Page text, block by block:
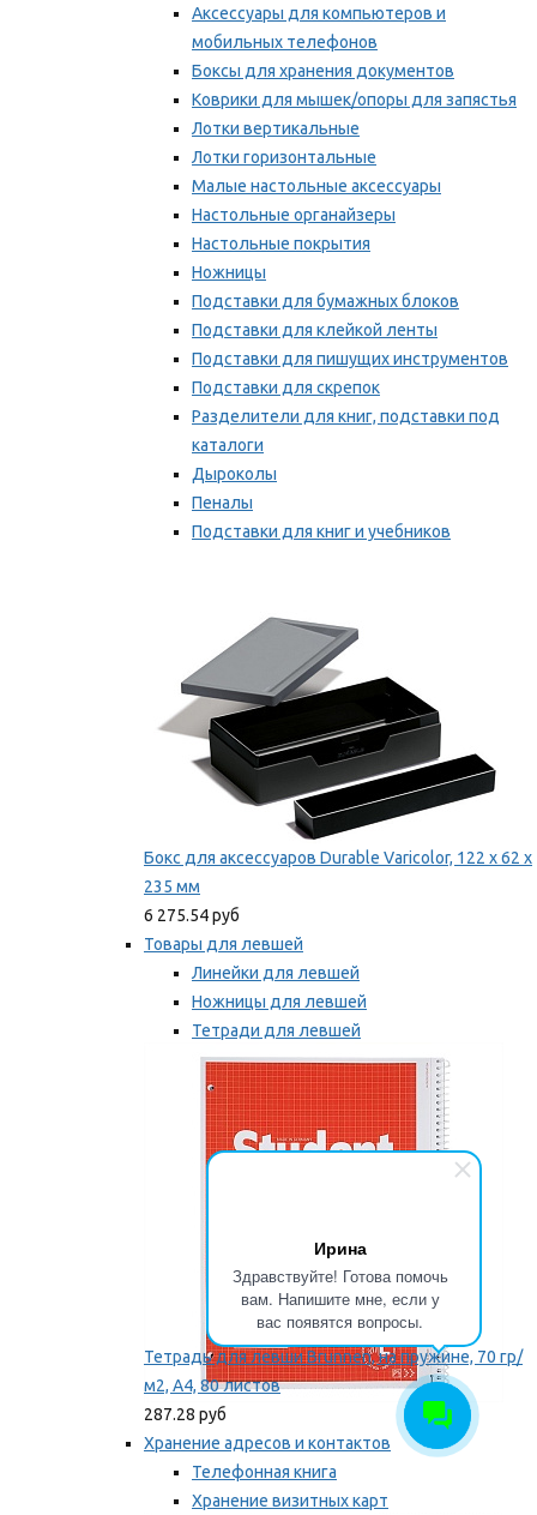
Ирина
Здравствуйте! Готова помочь
вам. Напишите мне, если у
вас появятся вопросы.
Аксессуары для компьютеров и
мобильных телефонов
Боксы для хранения документов
Коврики для мышек/опоры для запястья
Лотки вертикальные
Лотки горизонтальные
Малые настольные аксессуары
Настольные органайзеры
Настольные покрытия
Ножницы
Подставки для бумажных блоков
Подставки для клейкой ленты
Подставки для пишущих инструментов
Подставки для скрепок
Разделители для книг, подставки под
каталоги
Дыроколы
Пеналы
Подставки для книг и учебников
Бокс для аксессуаров Durable Varicolor, 122 x 62 x
235 мм
6 275.54 руб
Товары для левшей
Линейки для левшей
Ножницы для левшей
Тетради для левшей
Точилки для левшей
Мы рекомендуем
Тетрадь для левши Brunnen, на пружине, 70 гр/
м2, А4, 80 листов
287.28 руб
Хранение адресов и контактов
Телефонная книга
Хранение визитных карт